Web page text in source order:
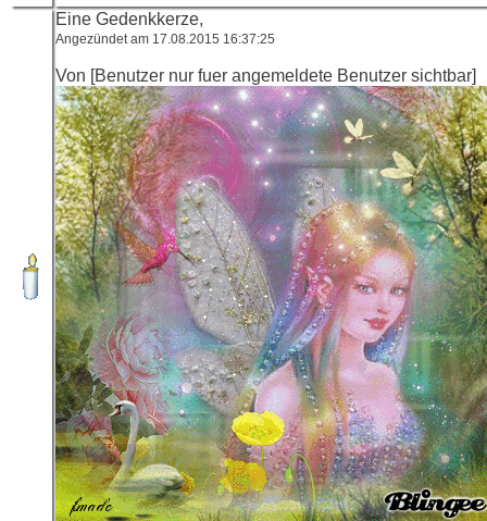
Eine Gedenkkerze,
Angezündet am 17.08.2015 16:37:25
Von [Benutzer nur fuer angemeldete Benutzer sichtbar]